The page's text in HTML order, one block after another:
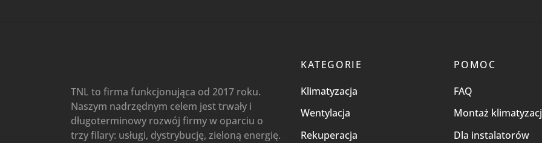
TNL to firma funkcjonująca od 2017 roku.
Naszym nadrzędnym celem jest trwały i
długoterminowy rozwój firmy w oparciu o
trzy filary: usługi, dystrybucję, zieloną energię.
KATEGORIE
Klimatyzacja
Wentylacja
Rekuperacja
POMOC
FAQ
Montaż
Dla instalatorów